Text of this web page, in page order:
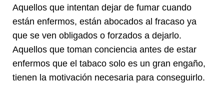
Aquellos que intentan dejar de fumar cuando
están enfermos, están abocados al fracaso ya
que se ven obligados o forzados a dejarlo.
Aquellos que toman conciencia antes de estar
enfermos que el tabaco solo es un gran engaño,
tienen la motivación necesaria para conseguirlo.